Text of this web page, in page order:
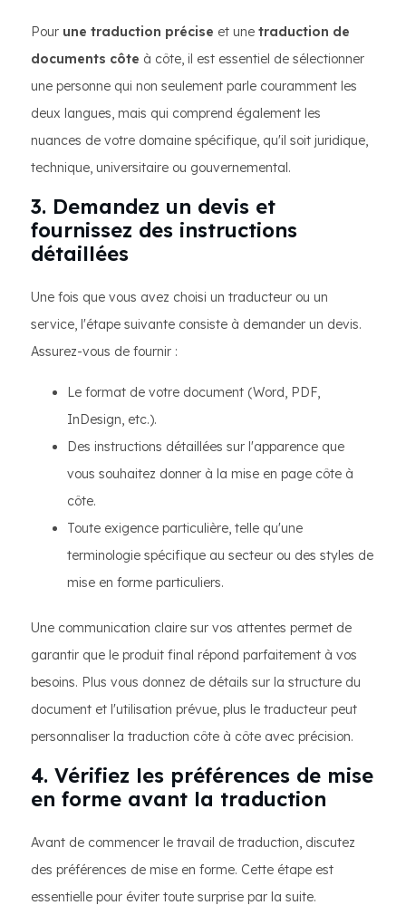
Pour une traduction précise et une traduction de
documents côte à côte, il est essentiel de sélectionner
une personne qui non seulement parle couramment les
deux langues, mais qui comprend également les
nuances de votre domaine spécifique, qu'il soit juridique,
technique, universitaire ou gouvernemental.
3. Demandez un devis et
fournissez des instructions
détaillées
Une fois que vous avez choisi un traducteur ou un
service, l'étape suivante consiste à demander un devis.
Assurez-vous de fournir :
Le format de votre document (Word, PDF,
InDesign, etc.).
Des instructions détaillées sur l'apparence que
vous souhaitez donner à la mise en page côte à
côte.
Toute exigence particulière, telle qu'une
terminologie spécifique au secteur ou des styles de
mise en forme particuliers.
Une communication claire sur vos attentes permet de
garantir que le produit final répond parfaitement à vos
besoins. Plus vous donnez de détails sur la structure du
document et l'utilisation prévue, plus le traducteur peut
personnaliser la traduction côte à côte avec précision.
4. Vérifiez les préférences de mise
en forme avant la traduction
Avant de commencer le travail de traduction, discutez
des préférences de mise en forme. Cette étape est
essentielle pour éviter toute surprise par la suite.